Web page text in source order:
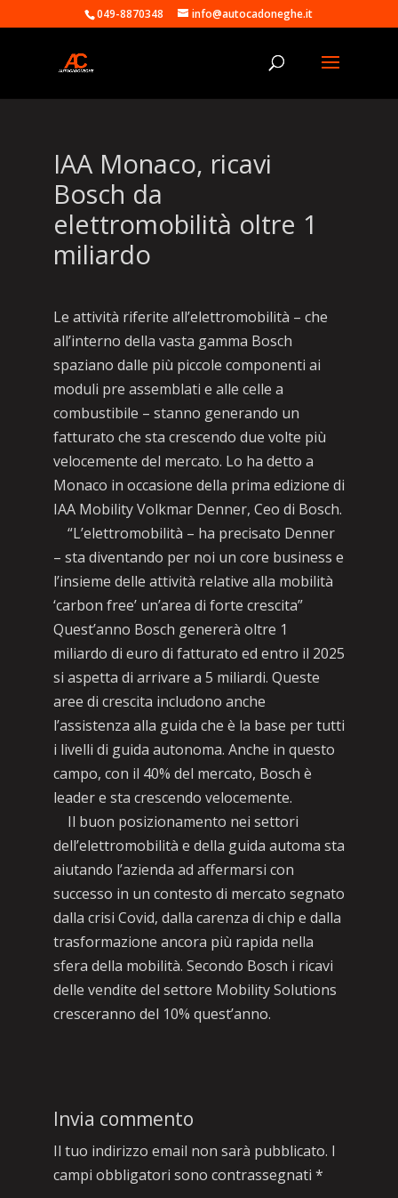
049-8870348 info@autocadoneghe.it
IAA Monaco, ricavi
Bosch da
elettromobilità oltre 1
miliardo
Le attività riferite all’elettromobilità – che
all’interno della vasta gamma Bosch
spaziano dalle più piccole componenti ai
moduli pre assemblati e alle celle a
combustibile – stanno generando un
fatturato che sta crescendo due volte più
velocemente del mercato. Lo ha detto a
Monaco in occasione della prima edizione di
IAA Mobility Volkmar Denner, Ceo di Bosch.
“L’elettromobilità – ha precisato Denner
– sta diventando per noi un core business e
l’insieme delle attività relative alla mobilità
‘carbon free’ un’area di forte crescita”
Quest’anno Bosch genererà oltre 1
miliardo di euro di fatturato ed entro il 2025
si aspetta di arrivare a 5 miliardi. Queste
aree di crescita includono anche
l’assistenza alla guida che è la base per tutti
i livelli di guida autonoma. Anche in questo
campo, con il 40% del mercato, Bosch è
leader e sta crescendo velocemente.
Il buon posizionamento nei settori
dell’elettromobilità e della guida automa sta
aiutando l’azienda ad affermarsi con
successo in un contesto di mercato segnato
dalla crisi Covid, dalla carenza di chip e dalla
trasformazione ancora più rapida nella
sfera della mobilità. Secondo Bosch i ricavi
delle vendite del settore Mobility Solutions
cresceranno del 10% quest’anno.
Invia commento
Il tuo indirizzo email non sarà pubblicato. I
campi obbligatori sono contrassegnati *